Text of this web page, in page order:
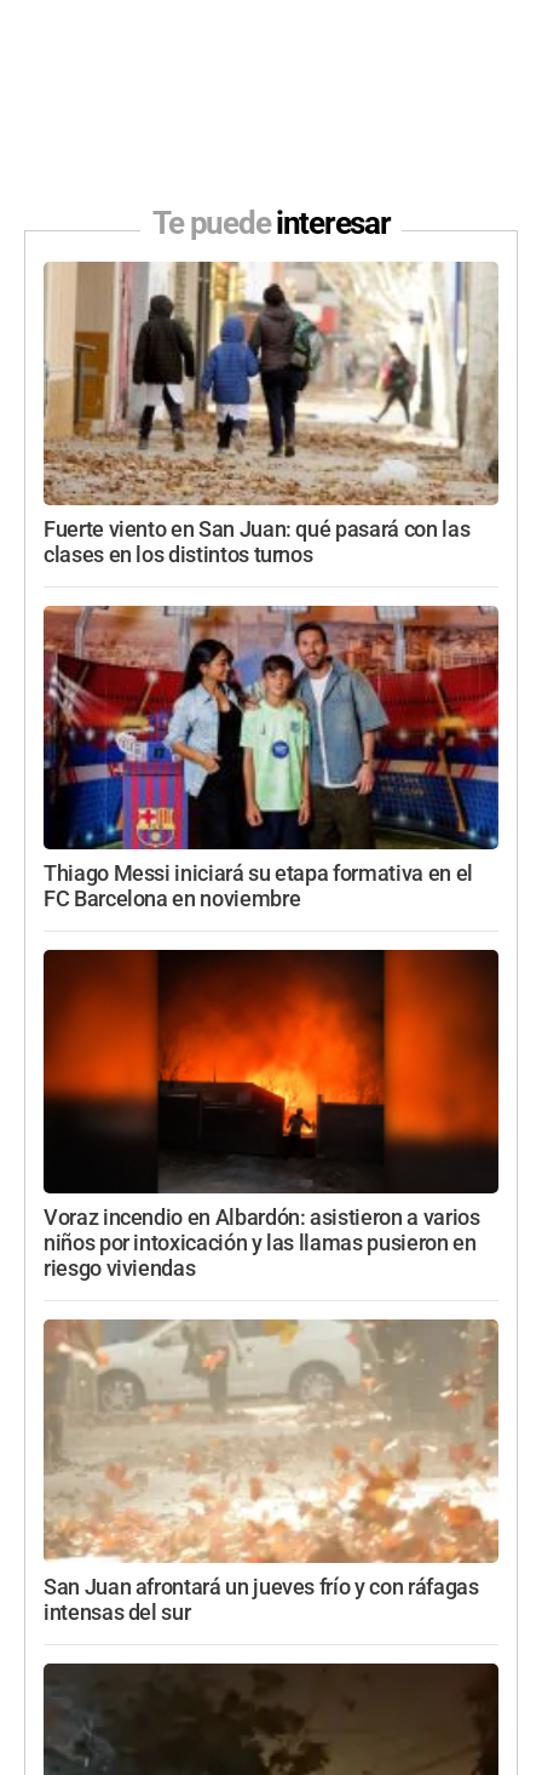
Te puedeinteresar
Fuerte viento en San Juan: qué pasará con las
clases en los distintos turnos
Thiago Messi iniciará su etapa formativa en el
FC Barcelona en noviembre
Voraz incendio en Albardón: asistieron a varios
niños por intoxicación y las llamas pusieron en
riesgo viviendas
San Juan afrontará un jueves frío y con ráfagas
intensas del sur